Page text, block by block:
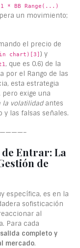
* BB Range(...)
un movimiento;
el precio de
chart)[3] ) y
, que es 0.6) de la
por el Rango de las
esta estrategia
exige una
la volatilidadantes
las falsas señales.
de Entrar: La
de
específica, es en la
sofisticación
al
Para cada
completo y
mercado.